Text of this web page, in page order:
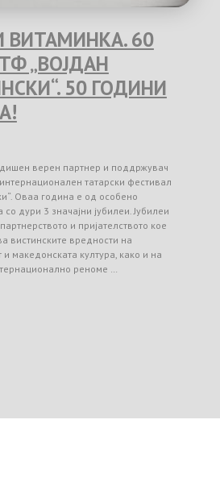
ВИТАМИНКА. 60
„ВОЈДАН
50 ГОДИНИ
верен партнер и поддржувач
татарски фестивал
Оваа година е од особено
дури 3 значајни јубилеи. Јубилеи
и пријателството кое
вистинските вредности на
и македонската култура, како и на
реноме …